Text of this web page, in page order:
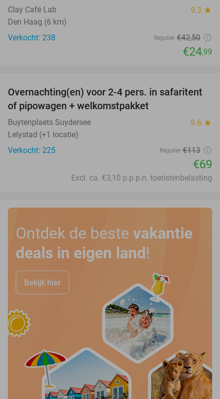
Clay Café Lab 9.3 star
Den Haag (6 km)
Verkocht: 238
Regulier €42,50
€24,99
39%
Overnachting(en) voor 2-4 pers. in safaritent
of pipowagen + welkomstpakket
Buytenplaets Suydersee 9.6 star
Lelystad (+1 locatie)
Verkocht: 225
Regulier €113
€69
Excl. ca. €3,10 p.p.p.n. toeristenbelasting
Ontdek de beste vakantie
deals in eigen land !
Bekijk hier